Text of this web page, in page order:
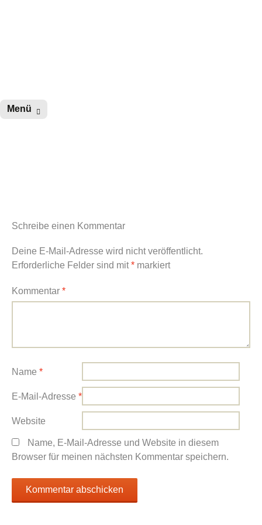
Menü
Schreibe einen Kommentar
Deine E-Mail-Adresse wird nicht veröffentlicht.
Erforderliche Felder sind mit* markiert
Kommentar *
Name *
E-Mail-Adresse *
Website
Name, E-Mail-Adresse und Website in diesem
Browser für meinen nächsten Kommentar speichern.